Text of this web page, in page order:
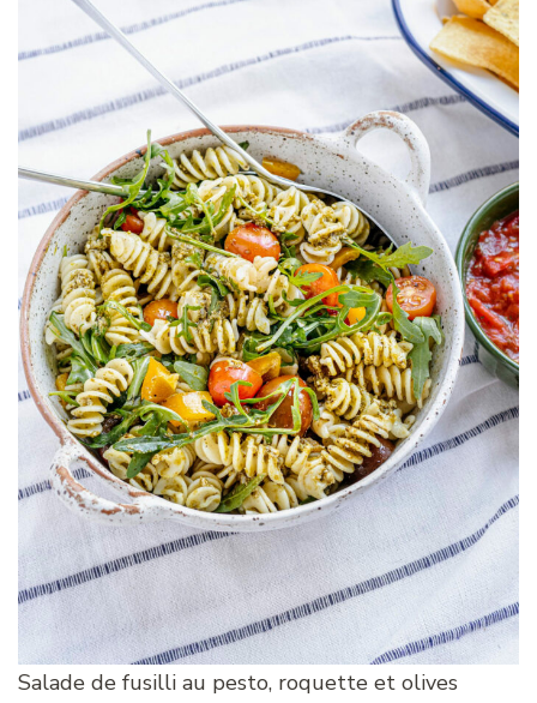
Salade de fusilli au pesto, roquette et olives